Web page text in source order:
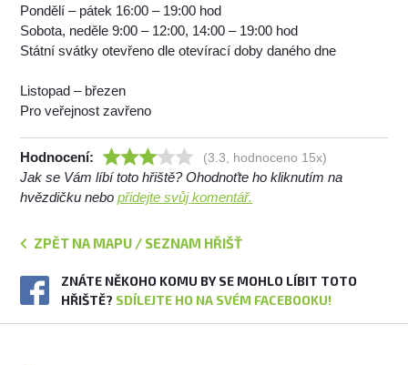
Pondělí – pátek 16:00 – 19:00 hod
Sobota, neděle 9:00 – 12:00, 14:00 – 19:00 hod
Státní svátky otevřeno dle otevírací doby daného dne
Listopad – březen
Pro veřejnost zavřeno
Hodnocení: (3.3, hodnoceno 15x)
Jak se Vám líbí toto hřiště? Ohodnoťte ho kliknutím na
hvězdičku nebopřidejte svůj komentář.
ZPĚT NA MAPU / SEZNAM HŘIŠŤ
ZNÁTE NĚKOHO KOMU BY SE MOHLO LÍBIT TOTO
HŘIŠTĚ? SDÍLEJTE HO NA SVÉM FACEBOOKU!